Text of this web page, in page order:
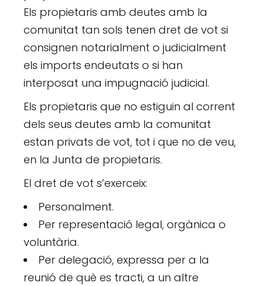
Els propietaris amb deutes amb la
comunitat tan sols tenen dret de vot si
consignen notarialment o judicialment
els imports endeutats o si han
interposat una impugnació judicial.
Els propietaris que no estiguin al corrent
dels seus deutes amb la comunitat
estan privats de vot, tot i que no de veu,
en la Junta de propietaris.
El dret de vot s’exerceix:
Personalment.
Per representació legal, orgànica o
voluntària.
Per delegació, expressa per a la
reunió de què es tracti, a un altre